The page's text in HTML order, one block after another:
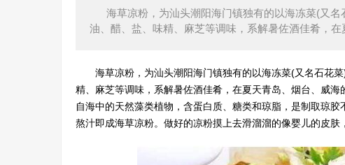
海草凉粉，为汕头潮阳海门镇独有的以海冻菜(又
油、醋、盐、味精、麻芝等调味，系解暑佐酒佳肴，
海草凉粉，为汕头潮阳海门镇独有的以海冻菜(又名石花菜
精、麻芝等调味，系解暑佐酒佳肴，在夏天青岛、烟台、威
自海中的天然藻类植物，含蛋白质、糖类和琼脂，是制取琼
熬汁即成海草凉粉。做好的凉粉摸上去滑溜溜的像婴儿的皮肤